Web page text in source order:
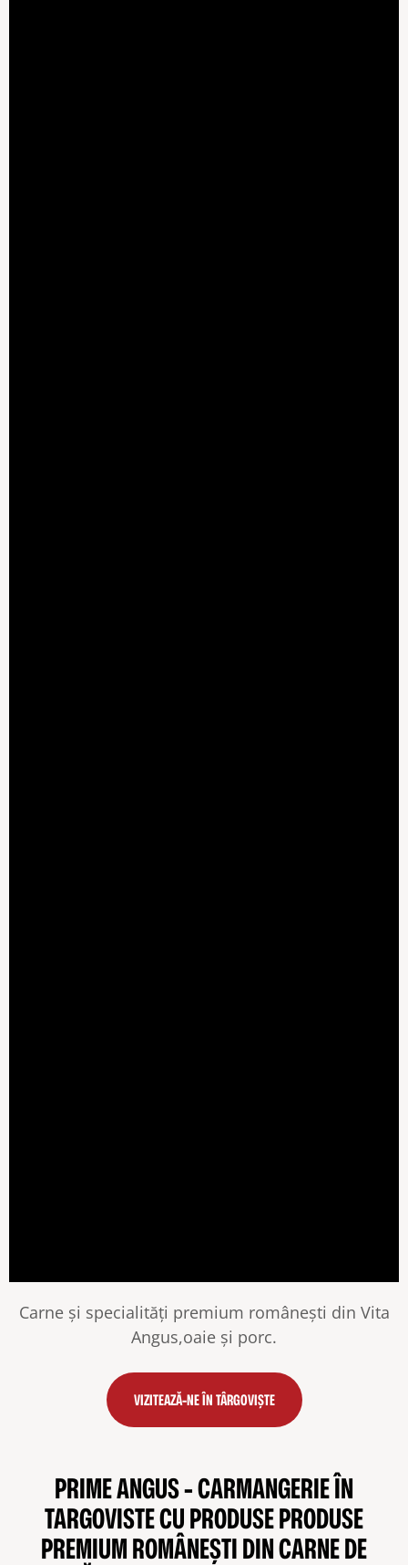
Carne și specialități premium românești din Vita
Angus,oaie și porc.
VIZITEAZĂ-NE ÎN TÂRGOVIȘTE
PRIME ANGUS - CARMANGERIE ÎN
TARGOVISTE CU PRODUSE PRODUSE
PREMIUM ROMÂNEȘTI DIN CARNE DE